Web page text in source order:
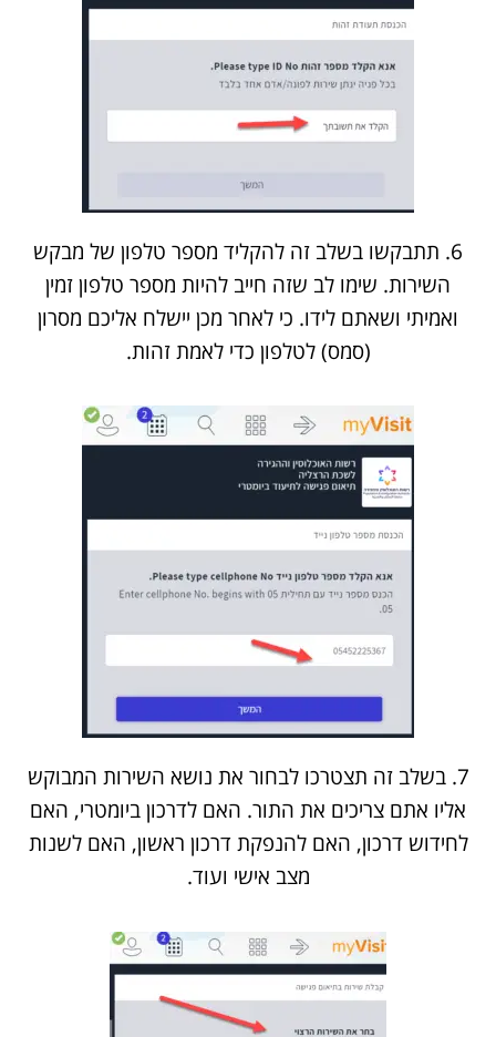
6. תתבקשו בשלב זה להקליד מספר טלפון של מבקש
השירות. שימו לב שזה חייב להיות מספר טלפון זמין
ואמיתי ושאתם לידו. כי לאחר מכן יישלח אליכם מסרון
(סמס) לטלפון כדי לאמת זהות.
7. בשלב זה תצטרכו לבחור את נושא השירות המבוקש
אליו אתם צריכים את התור. האם לדרכון ביומטרי, האם
לחידוש דרכון, האם להנפקת דרכון ראשון, האם לשנות
מצב אישי ועוד.